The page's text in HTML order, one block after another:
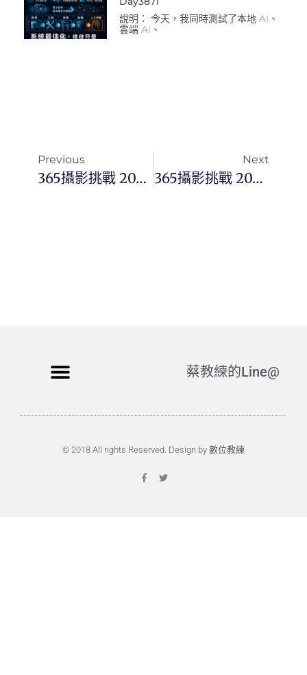
說明： 今天，我同時測試了本地 AI、
雲端 AI、
Previous
365攝影挑戰 20240710(三) 192/366 Day3095
Next
365攝影挑戰 20240712(五) 194/366 Day3097
蔡教練的Line@
© 2018 All rights Reserved. Design by 數位教練